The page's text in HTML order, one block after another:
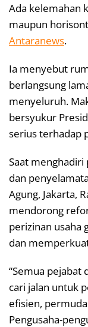
Ada kelemahan
maupun
Antaranews.
Ia menyebut
berlangsung
menyeluruh.
bersyukur
serius terhadap
Saat
dan
Agung, Jakarta,
mendorong
perizinan usaha
dan
“Semua
cari jalan untuk
efisien,
Pengusaha-